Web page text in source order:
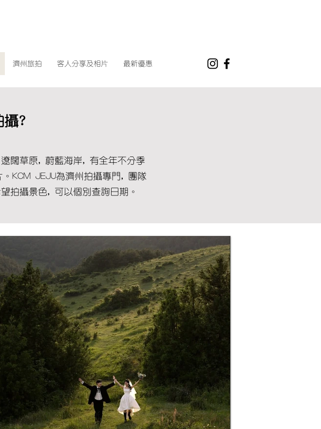
濟州旅拍 客人分享及相片 最新優惠
攝?
闊草原, 蔚藍海岸, 有全年不分季
KCM JEJU為濟州拍攝專門, 團隊
拍攝景色, 可以個別查詢日期。